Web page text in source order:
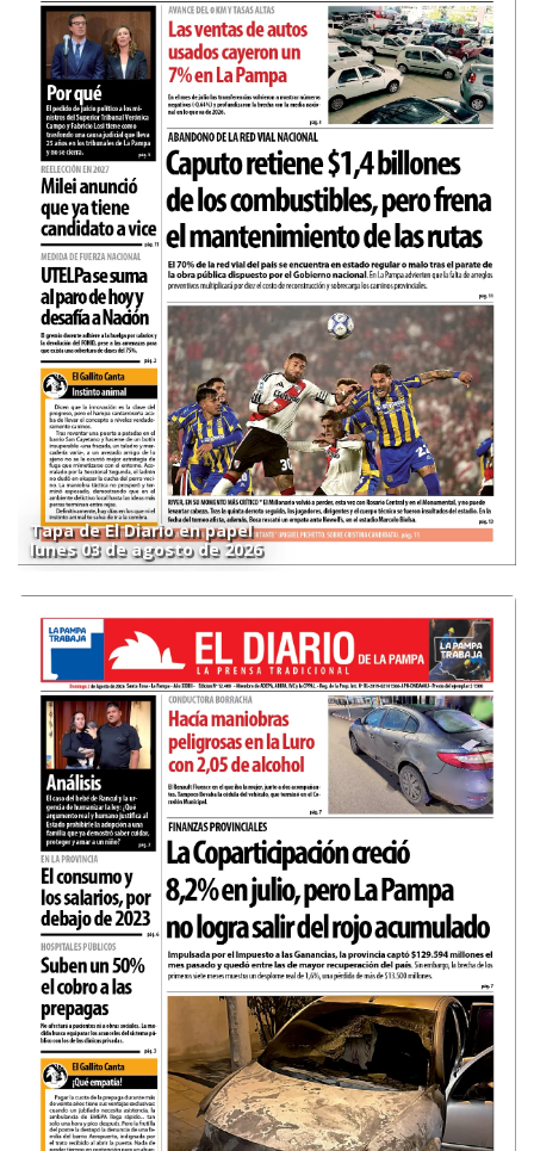
Tapa de El Diario en papel
lunes 03 de agosto de 2026